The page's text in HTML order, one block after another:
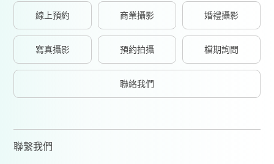
線上預約 商業攝影 婚禮攝影
寫真攝影 預約拍攝 檔期詢問
聯絡我們
聯繫我們